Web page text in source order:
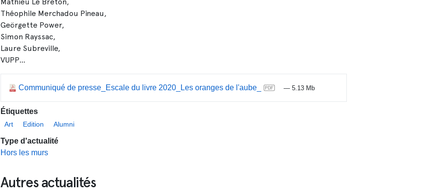
Théophile Merchadou Pineau,
Geörgette Power,
Simon Rayssac,
Laure Subreville,
VUPP...
Communiqué de presse_Escale du livre 2020_Les oranges de l'aube_ — 5.13 Mb
Étiquettes
Art Edition Alumni
Type d'actualité
Hors les murs
Autres actualités